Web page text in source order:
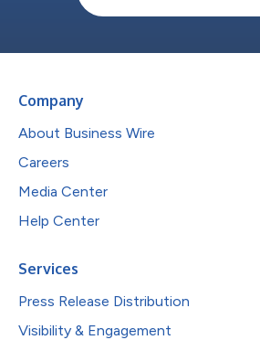
Company
About Business Wire
Careers
Media Center
Help Center
Services
Press Release Distribution
Visibility & Engagement